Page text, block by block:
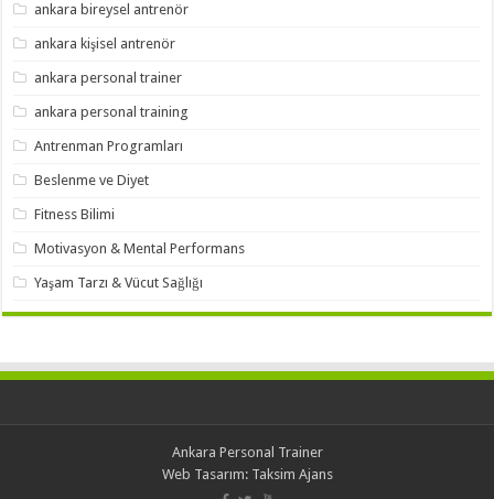
ankara bireysel antrenör
ankara kişisel antrenör
ankara personal trainer
ankara personal training
Antrenman Programları
Beslenme ve Diyet
Fitness Bilimi
Motivasyon & Mental Performans
Yaşam Tarzı & Vücut Sağlığı
Ankara Personal Trainer
Web Tasarım: Taksim Ajans